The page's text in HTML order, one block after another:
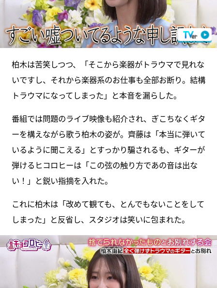
柏木は苦笑しつつ、「そこから楽器がトラウマで見れな
いですし、それから楽器系のお仕事も全部お断り。結構
トラウマになってしまった」と本音を漏らした。
番組では問題のライブ映像も紹介され、ぎこちなくギタ
ーを構えながら歌う柏木の姿が。齊藤は「本当に弾いて
いるように聞こえる」とすっかり騙されるも、ギターが
弾けるヒコロヒーは「この弦の触り方であの音は出な
い！」と鋭い指摘を入れた。
これに柏木は「改めて観ても、とんでもないことをして
しまった」と反省し、スタジオは笑いに包まれた。